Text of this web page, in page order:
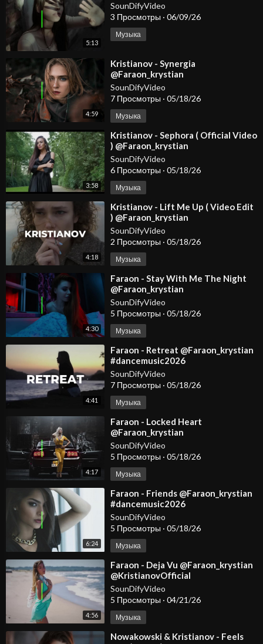
5:13
SounDifyVideo
3 Просмотры · 06/09/26
Музыка
4:59
⁣Kristianov - Synergia
@Faraon_krystian
@KristianovOfficial
SounDifyVideo
7 Просмотры · 05/18/26
Музыка
3:58
⁣Kristianov - Sephora ( Official Video
) @Faraon_krystian
SounDifyVideo
6 Просмотры · 05/18/26
Музыка
4:18
⁣Kristianov - Lift Me Up ( Video Edit
) @Faraon_krystian
@KristianovOfficial
SounDifyVideo
2 Просмотры · 05/18/26
Музыка
4:30
⁣Faraon - Stay With Me The Night
@Faraon_krystian
@KristianovOfficial
SounDifyVideo
5 Просмотры · 05/18/26
Музыка
4:41
⁣Faraon - Retreat @Faraon_krystian
#dancemusic2026
#deephousemusic #spotify
#carmusic #edm
SounDifyVideo
7 Просмотры · 05/18/26
Музыка
4:17
⁣Faraon - Locked Heart
@Faraon_krystian
#dancemusic2026
#deephousemusic #spotify
#carmusic #edm
SounDifyVideo
5 Просмотры · 05/18/26
Музыка
6:24
⁣Faraon - Friends @Faraon_krystian
#dancemusic2026
#deephousemusic #spotify
#carmusic #edm
SounDifyVideo
5 Просмотры · 05/18/26
Музыка
4:56
⁣Faraon - Deja Vu @Faraon_krystian
@KristianovOfficial
SounDifyVideo
5 Просмотры · 04/21/26
Музыка
⁣Nowakowski & Kristianov - Feels